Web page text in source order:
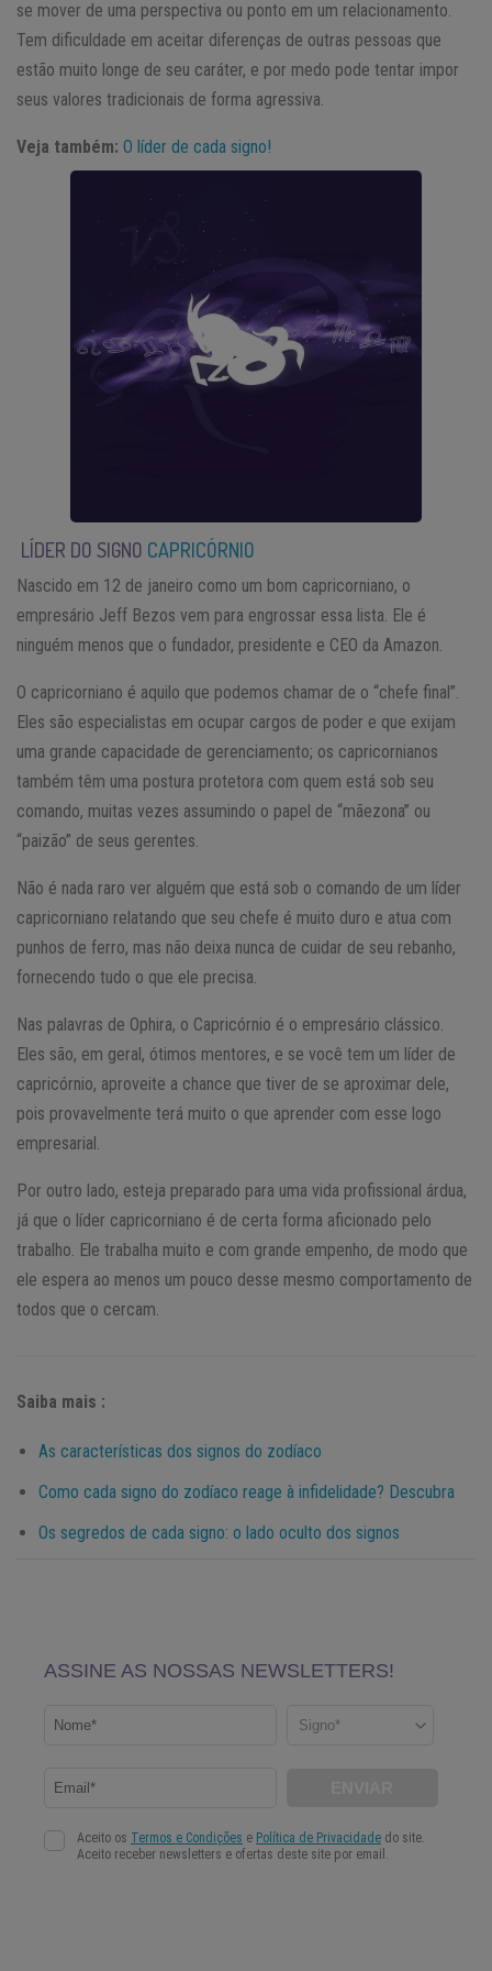
se mover de uma perspectiva ou ponto em um relacionamento.
Tem dificuldade em aceitar diferenças de outras pessoas que
estão muito longe de seu caráter, e por medo pode tentar impor
seus valores tradicionais de forma agressiva.
Veja também: O líder de cada signo!
LÍDER DO SIGNO CAPRICÓRNIO
Nascido em 12 de janeiro como um bom capricorniano, o
empresário Jeff Bezos vem para engrossar essa lista. Ele é
ninguém menos que o fundador, presidente e CEO da Amazon.
O capricorniano é aquilo que podemos chamar de o “chefe final”.
Eles são especialistas em ocupar cargos de poder e que exijam
uma grande capacidade de gerenciamento; os capricornianos
também têm uma postura protetora com quem está sob seu
comando, muitas vezes assumindo o papel de “mãezona” ou
“paizão” de seus gerentes.
Não é nada raro ver alguém que está sob o comando de um líder
capricorniano relatando que seu chefe é muito duro e atua com
punhos de ferro, mas não deixa nunca de cuidar de seu rebanho,
fornecendo tudo o que ele precisa.
Nas palavras de Ophira, o Capricórnio é o empresário clássico.
Eles são, em geral, ótimos mentores, e se você tem um líder de
capricórnio, aproveite a chance que tiver de se aproximar dele,
pois provavelmente terá muito o que aprender com esse logo
empresarial.
Por outro lado, esteja preparado para uma vida profissional árdua,
já que o líder capricorniano é de certa forma aficionado pelo
trabalho. Ele trabalha muito e com grande empenho, de modo que
ele espera ao menos um pouco desse mesmo comportamento de
todos que o cercam.
Saiba mais :
As características dos signos do zodíaco
Como cada signo do zodíaco reage à infidelidade? Descubra
Os segredos de cada signo: o lado oculto dos signos